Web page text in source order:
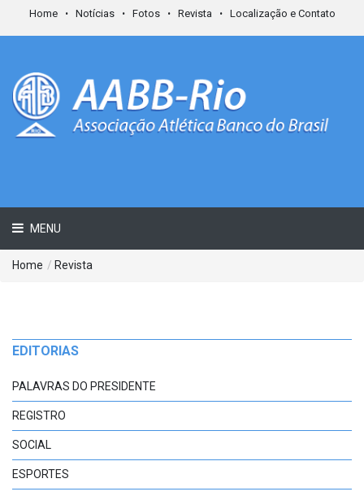
Home Notícias Fotos Revista Localização e Contato
MENU
Home / Revista
EDITORIAS
PALAVRAS DO PRESIDENTE
REGISTRO
SOCIAL
ESPORTES